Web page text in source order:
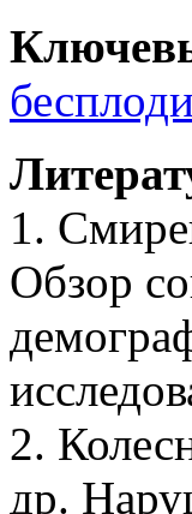
1.
Обзор
2.
др.